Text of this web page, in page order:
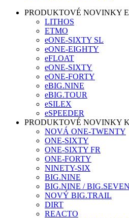
PRODUKTOVÉ NOVINKY
LITHOS
ETMO
eONE-SIXTY SL
eONE-EIGHTY
eFLOAT
eONE-SIXTY
eONE-FORTY
eBIG.NINE
eBIG.TOUR
eSILEX
eSPEEDER
PRODUKTOVÉ NOVINKY
NOVÁ ONE-TWENTY
ONE-SIXTY
ONE-SIXTY FR
ONE-FORTY
NINETY-SIX
BIG.NINE
BIG.NINE /
NOVÝ BIG.TRAIL
DIRT
REACTO